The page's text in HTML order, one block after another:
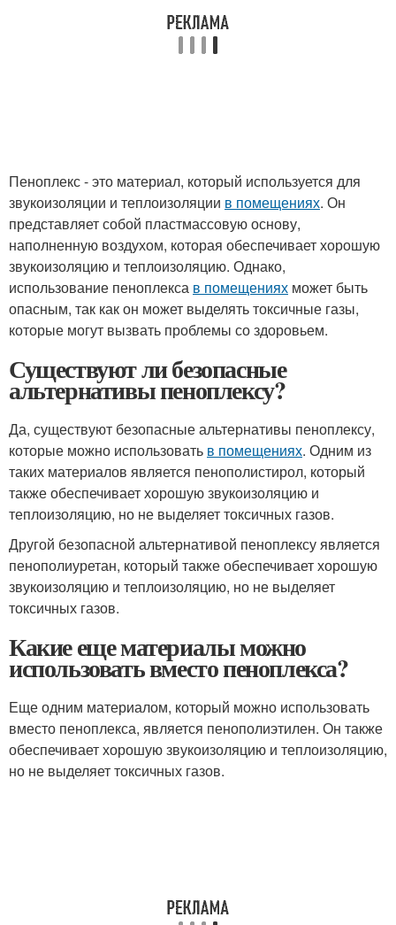
Пеноплекс - это материал, который используется для
звукоизоляции и теплоизоляции в помещениях. Он
представляет собой пластмассовую основу,
наполненную воздухом, которая обеспечивает хорошую
звукоизоляцию и теплоизоляцию. Однако,
использование пеноплекса в помещениях может быть
опасным, так как он может выделять токсичные газы,
которые могут вызвать проблемы со здоровьем.
Существуют ли безопасные
альтернативы пеноплексу?
Да, существуют безопасные альтернативы пеноплексу,
которые можно использовать в помещениях. Одним из
таких материалов является пенополистирол, который
также обеспечивает хорошую звукоизоляцию и
теплоизоляцию, но не выделяет токсичных газов.
Другой безопасной альтернативой пеноплексу является
пенополиуретан, который также обеспечивает хорошую
звукоизоляцию и теплоизоляцию, но не выделяет
токсичных газов.
Какие еще материалы можно
использовать вместо пеноплекса?
Еще одним материалом, который можно использовать
вместо пеноплекса, является пенополиэтилен. Он также
обеспечивает хорошую звукоизоляцию и теплоизоляцию,
но не выделяет токсичных газов.